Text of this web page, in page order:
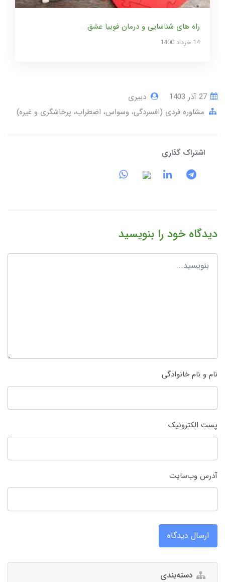
راه های شناسایی و درمان فوبیا عشق
14 خرداد 1400
دبیری
مشاوره فردی (افسردگی، وسواس، اضطراب، پرخاشگری و غیره)
اشتراک گذاری
دیدگاه خود را بنویسید
نام و نام خانوادگی
پست الکترونیک
آدرس وب‌سایت
ارسال دیدگاه
دسته‌بندی